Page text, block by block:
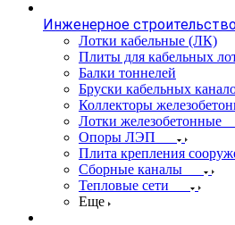
Инженерное
Лотки кабельные (ЛК)
Плиты для кабельных
Балки тоннелей
Бруски кабельных
Коллекторы
Лотки железобетонные
Опоры ЛЭП
Плита крепления
Сборные каналы
Тепловые сети
Еще